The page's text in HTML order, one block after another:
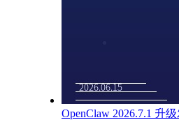
OpenClaw 2026.7.1 升